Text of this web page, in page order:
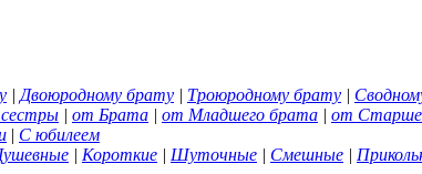
| Двоюродному брату | Троюродному брату |
| от Брата | от Младшего брата | от
| С юбилеем
| Короткие | Шуточные | Смешные |